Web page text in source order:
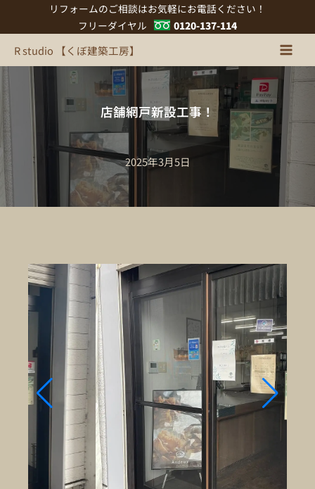
プ
リフォームのご相談はお気軽にお電話ください！
フリーダイヤル
0120-137-114
R studio 【くぼ建築工房】
店舗網戸新設工事！
2025年3月5日